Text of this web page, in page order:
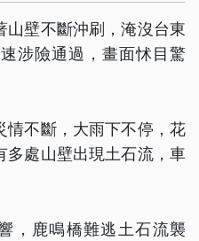
山壁不斷沖刷，淹沒台東
涉險通過，畫面怵目驚
情不斷，大雨下不停，花
多處山壁出現土石流，車
，鹿鳴橋難逃土石流襲